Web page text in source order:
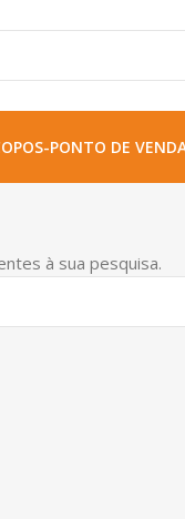
POS-PONTO DE
à sua pesquisa.